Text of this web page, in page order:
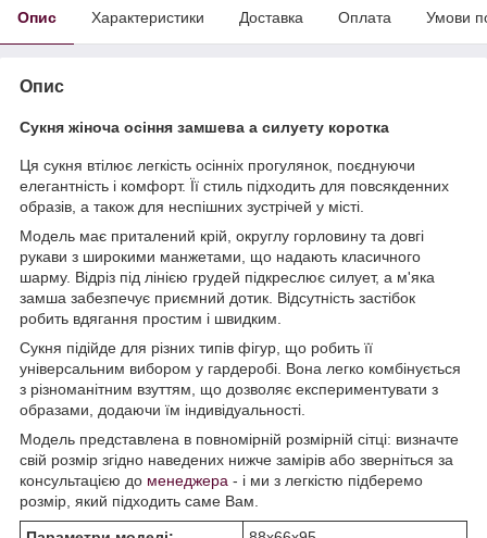
Опис Характеристики Доставка Оплата Умови
Опис
Сукня жіноча осіння замшева а силуету коротка
Ця сукня втілює легкість осінніх прогулянок, поєднуючи
елегантність і комфорт. Її стиль підходить для повсякденних
образів, а також для неспішних зустрічей у місті.
Модель має приталений крій, округлу горловину та довгі
рукави з широкими манжетами, що надають класичного
шарму. Відріз під лінією грудей підкреслює силует, а м'яка
замша забезпечує приємний дотик. Відсутність застібок
робить вдягання простим і швидким.
Сукня підійде для різних типів фігур, що робить її
універсальним вибором у гардеробі. Вона легко комбінується
з різноманітним взуттям, що дозволяє експериментувати з
образами, додаючи їм індивідуальності.
Модель представлена в повномірній розмірній сітці: визначте
свій розмір згідно наведених нижче замірів або зверніться за
консультацією до менеджера - і ми з легкістю підберемо
розмір, який підходить саме Вам.